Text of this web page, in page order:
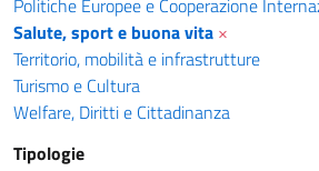
Politiche Europee e Cooperazione
Salute, sport e buona vita ×
Territorio, mobilità e infrastrutture
Turismo e Cultura
Welfare, Diritti e Cittadinanza
Tipologie